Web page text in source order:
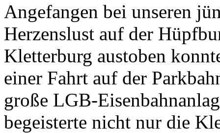
Angefangen bei unseren
Herzenslust auf der
Kletterburg austoben
einer Fahrt auf der
große LGB-
begeisterte nicht nur die